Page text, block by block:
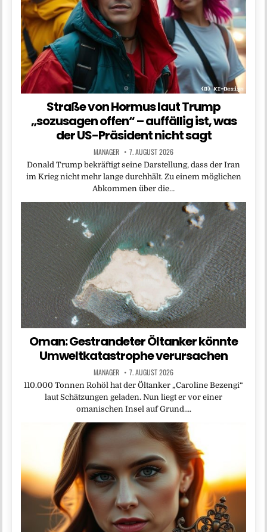
Straße von Hormus laut Trump
„sozusagen offen“ – auffällig ist, was
der US-Präsident nicht sagt
MANAGER 7. AUGUST 2026
Donald Trump bekräftigt seine Darstellung, dass der Iran
im Krieg nicht mehr lange durchhält. Zu einem möglichen
Abkommen über die…
Oman: Gestrandeter Öltanker könnte
Umweltkatastrophe verursachen
MANAGER 7. AUGUST 2026
110.000 Tonnen Rohöl hat der Öltanker „Caroline Bezengi“
laut Schätzungen geladen. Nun liegt er vor einer
omanischen Insel auf Grund….